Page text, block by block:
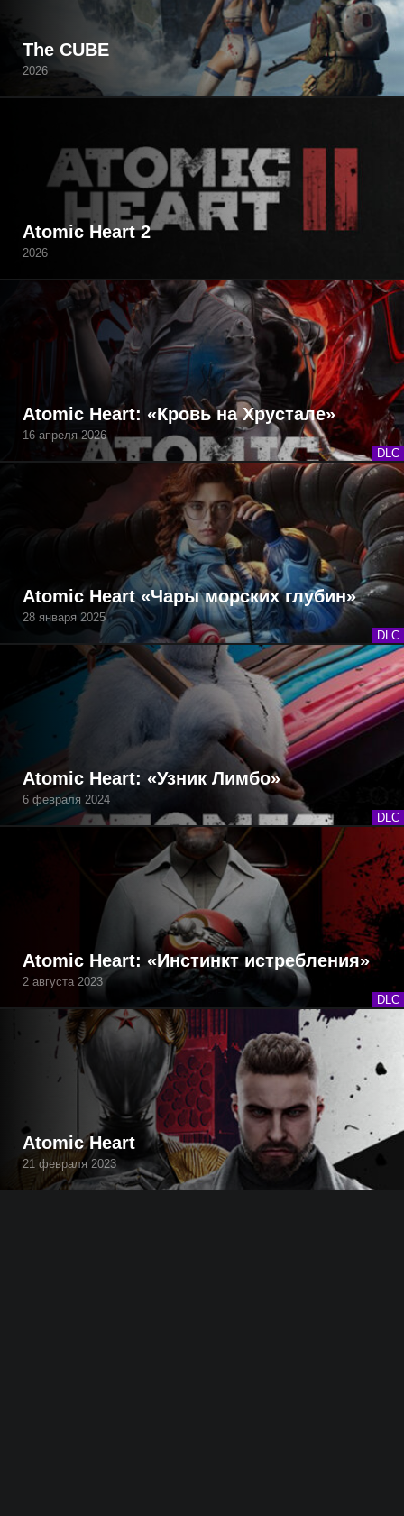
The CUBE
2026
Atomic Heart 2
2026
DLC
Atomic Heart: «Кровь на Хрустале»
16 апреля 2026
DLC
Atomic Heart «Чары морских глубин»
28 января 2025
DLC
Atomic Heart: «Узник Лимбо»
6 февраля 2024
DLC
Atomic Heart: «Инстинкт истребления»
2 августа 2023
Atomic Heart
21 февраля 2023